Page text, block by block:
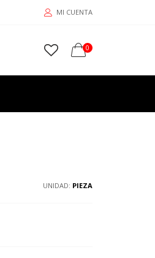
MI CUENTA
0
UNIDAD: PIEZA